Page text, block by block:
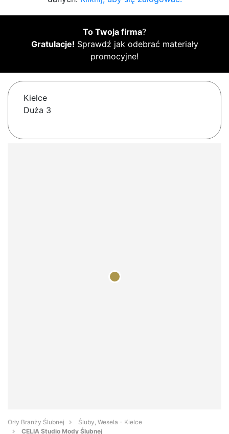
To Twoja firma?
Gratulacje! Sprawdź jak odebrać materiały
promocyjne!
Kielce
Duża 3
Orły Branży Ślubnej
Śluby, Wesela - Kielce
CELIA Studio Mody Ślubnej